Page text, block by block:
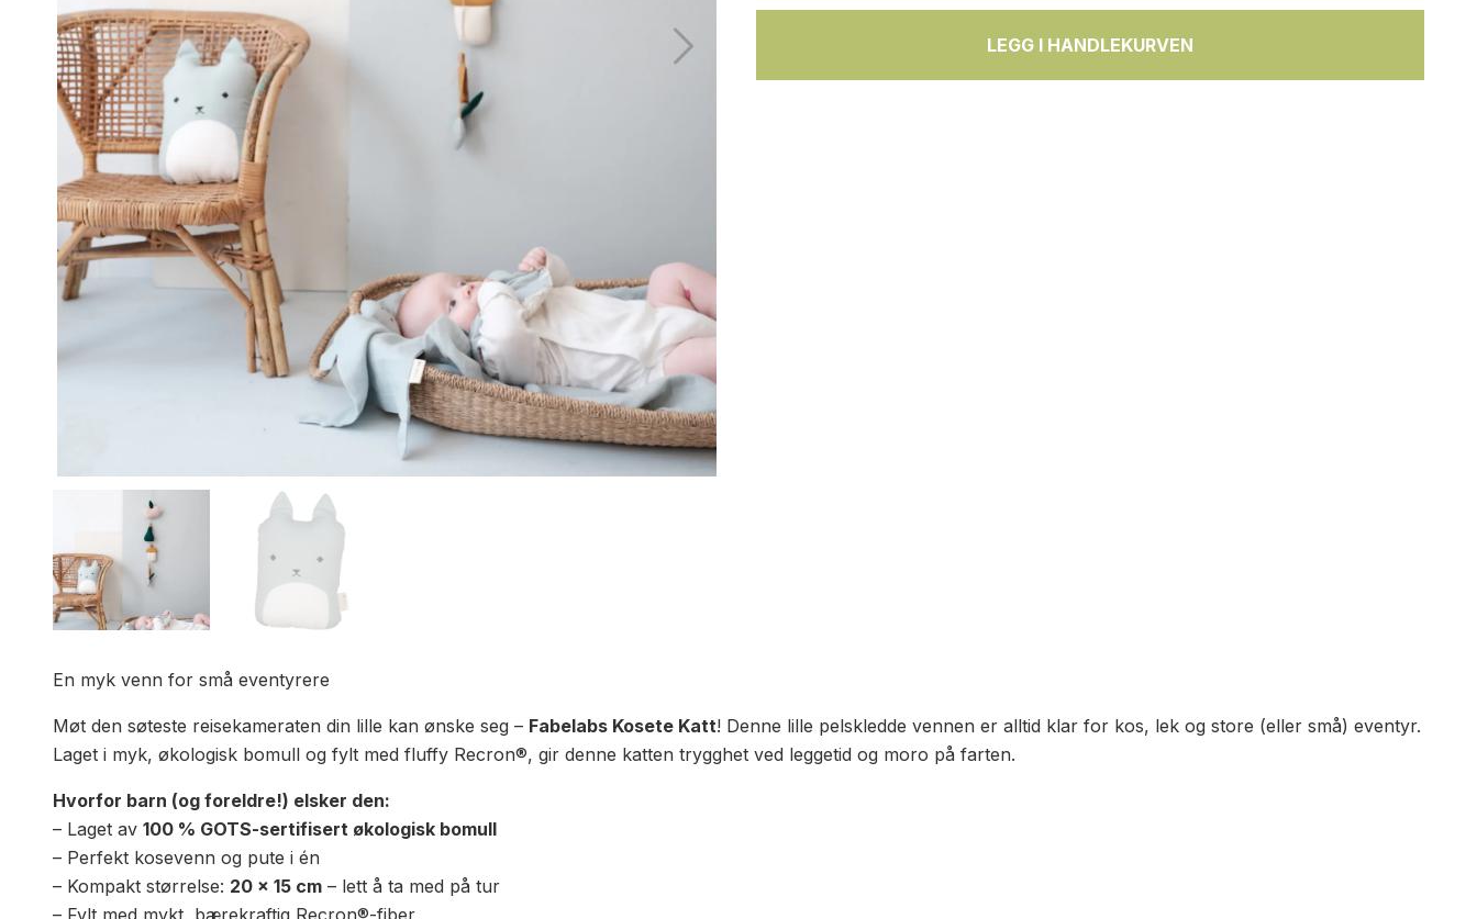
LEGG I HANDLEKURVEN
En myk venn for små eventyrere
Møt den søteste reisekameraten din lille kan ønske seg – Fabelabs Kosete Katt! Denne lille pelskledde vennen er alltid klar for kos, lek og store (eller små) eventyr.
Laget i myk, økologisk bomull og fylt med fluffy Recron®, gir denne katten trygghet ved leggetid og moro på farten.
Hvorfor barn (og foreldre!) elsker den:
– Laget av 100 % GOTS-sertifisert økologisk bomull
– Perfekt kosevenn og pute i én
– Kompakt størrelse: 20 x 15 cm – lett å ta med på tur
– Fylt med mykt, bærekraftig Recron®-fiber